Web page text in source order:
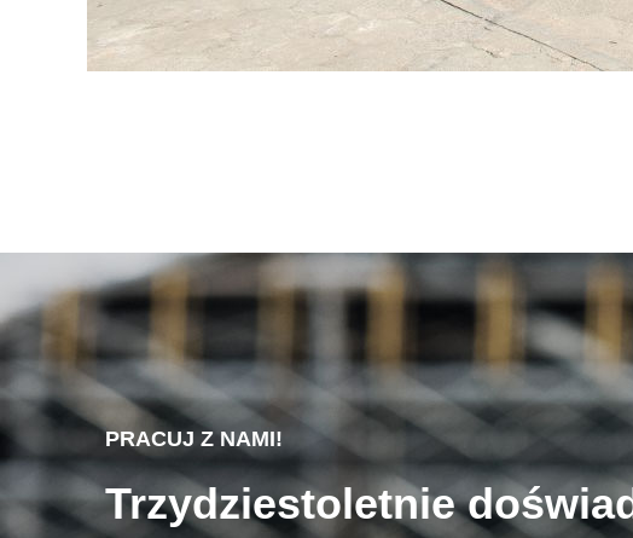
PRACUJ Z NAMI!
Trzydziestoletnie